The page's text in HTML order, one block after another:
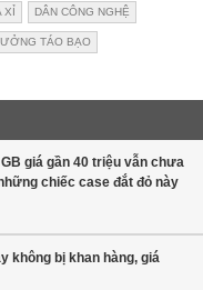
XỈ DÂN CÔNG NGHỆ
TÁO BẠO
giá gần 40 triệu vẫn chưa
chiếc case đắt đỏ này
không bị khan hàng, giá